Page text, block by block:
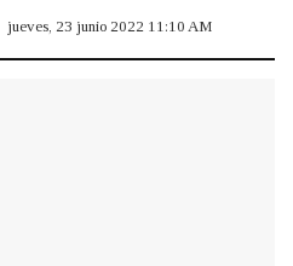
jueves, 23 junio 2022 11:10 AM